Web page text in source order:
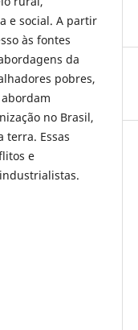
e social. A partir
às fontes
da
pobres,
no Brasil,
terra. Essas
e